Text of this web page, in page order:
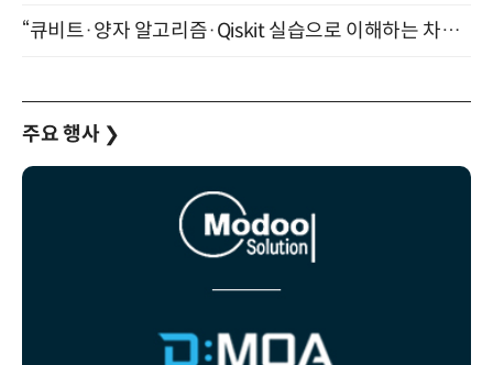
“큐비트·양자 알고리즘·Qiskit 실습으로 이해하는 차세대 컴퓨팅” (8/28)
주요 행사 ❯